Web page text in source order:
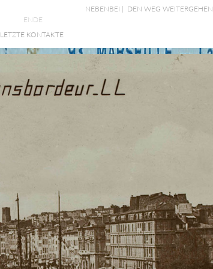
ENDE
LETZTE KONTAKTE
NEBENBEI | DEN WEG WEITERGEHEN